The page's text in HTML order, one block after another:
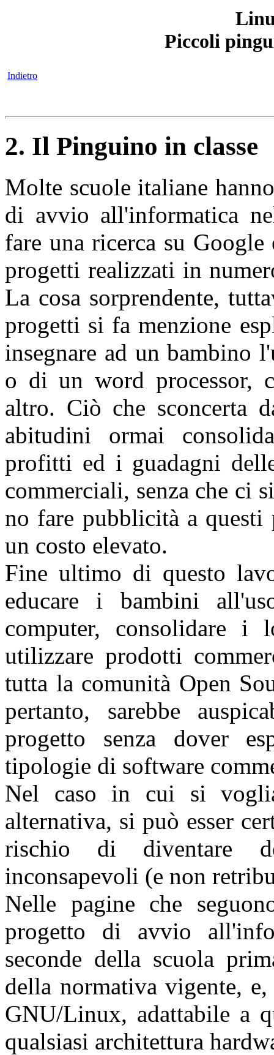
Piccoli
Indietro
2. Il Pinguino in classe
Molte scuole italiane
di avvio all'informatica
fare una ricerca su
progetti realizzati in
La cosa sorprendente,
progetti si fa menzione
insegnare ad un bambino
o di un word processor,
altro. Ciò che sconcerta
abitudini ormai
profitti ed i guadagni
commerciali, senza che ci
no fare pubblicità a
un costo elevato.
Fine ultimo di questo
educare i bambini
computer, consolidare i
utilizzare prodotti
tutta la comunità Open
pertanto, sarebbe
progetto senza dover
tipologie di software
Nel caso in cui si
alternativa, si può esser
rischio di diventare
inconsapevoli (e non
Nelle pagine che
progetto di avvio
seconde della scuola
della normativa vigente,
GNU/Linux, adattabile a
qualsiasi architettura